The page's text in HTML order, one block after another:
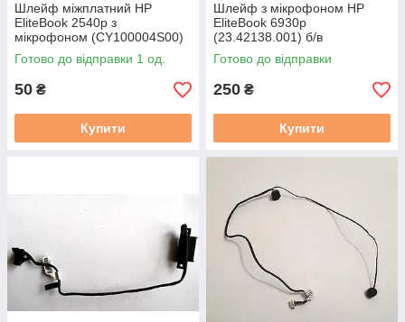
Шлейф міжплатний HP
EliteBook 2540p з
мікрофоном (CY100004S00)
б/в
Готово до відправки 1 од.
50 ₴
Купити
Шлейф з мікрофоном HP
EliteBook 6930p
(23.42138.001) б/в
Готово до відправки
250 ₴
Купити